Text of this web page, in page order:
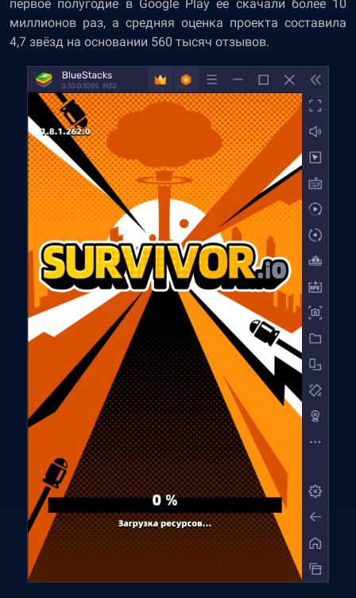
первое полугодие в Google Play ее скачали более 10
миллионов раз, а средняя оценка проекта составила
4,7 звёзд на основании 560 тысяч отзывов.